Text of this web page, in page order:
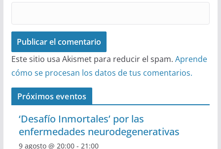
Este sitio usa Akismet para reducir el spam. Aprende
cómo se procesan los datos de tus comentarios.
Próximos eventos
‘Desafío Inmortales’ por las
enfermedades neurodegenerativas
9 agosto @ 20:00- 21:00